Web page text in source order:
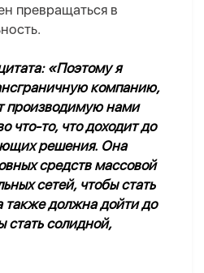
превращаться в
«Поэтому я
компанию,
производимую нами
что-то, что доходит до
решения. Она
средств массовой
сетей, чтобы стать
также должна дойти до
стать солидной,